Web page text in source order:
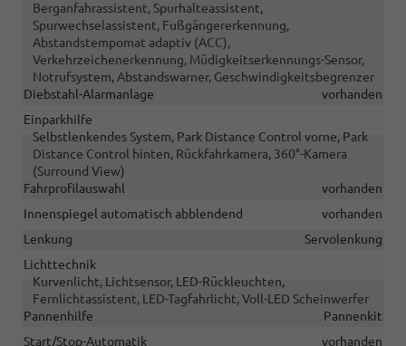
Berganfahrassistent, Spurhalteassistent,
Spurwechselassistent, Fußgängererkennung,
Abstandstempomat adaptiv (ACC),
Verkehrzeichenerkennung, Müdigkeitserkennungs-Sensor,
Notrufsystem, Abstandswarner, Geschwindigkeitsbegrenzer
Diebstahl-Alarmanlage
vorhanden
Einparkhilfe
Selbstlenkendes System, Park Distance Control vorne, Park
Distance Control hinten, Rückfahrkamera, 360°-Kamera
(Surround View)
Fahrprofilauswahl
vorhanden
Innenspiegel automatisch abblendend
vorhanden
Lenkung
Servolenkung
Lichttechnik
Kurvenlicht, Lichtsensor, LED-Rückleuchten,
Fernlichtassistent, LED-Tagfahrlicht, Voll-LED Scheinwerfer
Pannenhilfe
Pannenkit
Start/Stop-Automatik
vorhanden